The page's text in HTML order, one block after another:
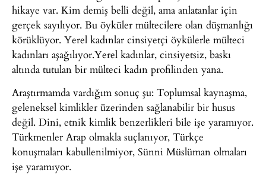
hikaye var. Kim demiş belli değil, ama anlatanlar için
gerçek sayılıyor. Bu öyküler mültecilere olan düşmanlığı
körüklüyor. Yerel kadınlar cinsiyetçi öykülerle mülteci
kadınları aşağılıyor.Yerel kadınlar, cinsiyetsiz, baskı
altında tutulan bir mülteci kadın profilinden yana.
Araştırmamda vardığım sonuç şu: Toplumsal kaynaşma,
geleneksel kimlikler üzerinden sağlanabilir bir husus
değil. Dini, etnik kimlik benzerlikleri bile işe yaramıyor.
Türkmenler Arap olmakla suçlanıyor, Türkçe
konuşmaları kabullenilmiyor, Sünni Müslüman olmaları
işe yaramıyor.